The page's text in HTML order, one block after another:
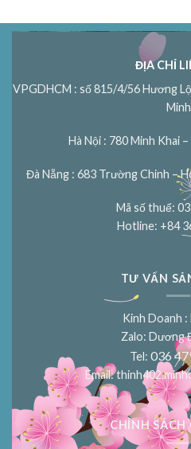
ĐỊA CHỈ
VPGDHCM : số 815/4/56 Hương
Minh
Hà Nội : 780 Minh Khai
Đà Nẵng : 683 Trường Chinh –
Mã số thuế:
Hotline: +84
TƯ VẤN
Kinh Doanh :
Zalo: Dương
Tel: 036
Email:
CHÍNH SÁCH